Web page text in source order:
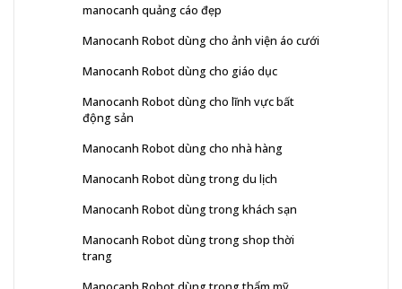
manocanh quảng cáo đẹp
Manocanh Robot dùng cho ảnh viện áo cưới
Manocanh Robot dùng cho giáo dục
Manocanh Robot dùng cho lĩnh vực bất
động sản
Manocanh Robot dùng cho nhà hàng
Manocanh Robot dùng trong du lịch
Manocanh Robot dùng trong khách sạn
Manocanh Robot dùng trong shop thời
trang